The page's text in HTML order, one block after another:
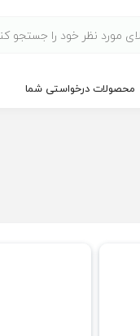
محصولات درخواستی شما